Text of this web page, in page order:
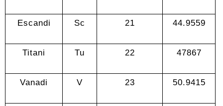
Escandi Sc 21 44.9559
Titani Tu 22 47867
Vanadi V 23 50.9415